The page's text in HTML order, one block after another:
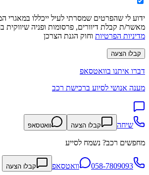
ידוע לי שהפרטים שמסרתי לעיל ייכללו במאגרי
מאשר/ת קבלת דיוורים, פרסומות ופניה שיווקית
מדיניות הפרטיות וחוק הגנת הצרכן
קבלו הצעה
דברו איתנו בוואטסאפ
מענה אנושי לסיוע ברכישת רכב
שיחה קבלו הצעה וואטסאפ
מחפשים רכב? נשמח לסייע
058-7809093 וואטסאפ קבלו הצעה